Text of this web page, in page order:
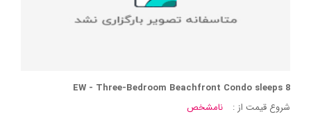
EW - Three-Bedroom Beachfront Condo sleeps 8
شروع قیمت از :
نامشخص